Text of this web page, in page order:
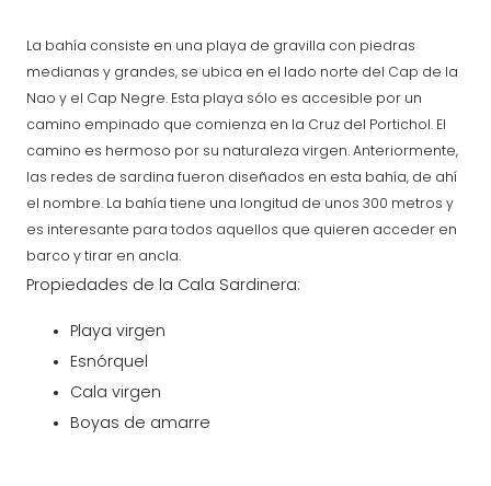
La bahía consiste en una playa de gravilla con piedras
medianas y grandes, se ubica en el lado norte del Cap de la
Nao y el Cap Negre. Esta playa sólo es accesible por un
camino empinado que comienza en la Cruz del Portichol. El
camino es hermoso por su naturaleza virgen. Anteriormente,
las redes de sardina fueron diseñados en esta bahía, de ahí
el nombre. La bahía tiene una longitud de unos 300 metros y
es interesante para todos aquellos que quieren acceder en
barco y tirar en ancla.
Propiedades de la Cala Sardinera:
Playa virgen
Esnórquel
Cala virgen
Boyas de amarre